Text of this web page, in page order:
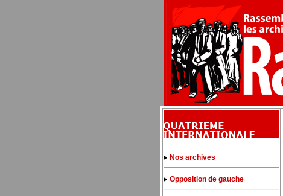
Nos archives
Opposition de gauche